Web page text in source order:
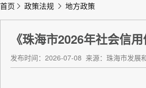
首页 政策法规 地方政策
《珠海市2026年社会信
发布时间：2026-07-08 来源：珠海市发展